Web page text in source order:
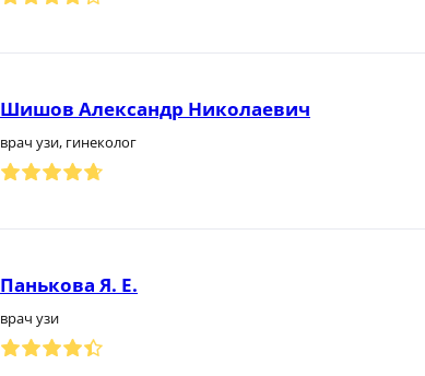
Шишов Александр Николаевич
врач узи, гинеколог
Панькова Я. Е.
врач узи